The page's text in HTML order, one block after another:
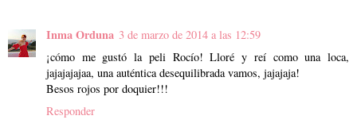
Inma Orduna 3 de marzo de 2014 a las 12:59
¡cómo me gustó la peli Rocío! Lloré y reí como una loca,
jajajajajaa, una auténtica desequilibrada vamos, jajajaja!
Besos rojos por doquier!!!
Responder